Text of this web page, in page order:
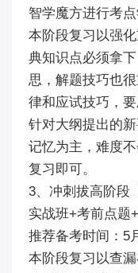
智学魔方进行考
本阶段复习以强
典知识点必须拿
思，解题技巧也
律和应试技巧，
针对大纲提出的
记忆为主，难度
复习即可。
3、冲刺拔高阶段
实战班+考前点题
推荐备考时间：5
本阶段复习以查